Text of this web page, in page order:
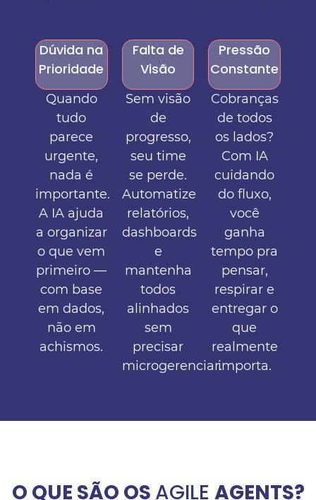
Dúvida na
Prioridade
Quando
tudo
parece
urgente,
nada é
importante.
A IA ajuda
a organizar
o que vem
primeiro —
com base
em dados,
não em
achismos.
Falta de
Visão
Sem visão
de
progresso,
seu time
se perde.
Automatize
relatórios,
dashboards
e
mantenha
todos
alinhados
sem
precisar
microgerenciar.
Pressão
Constante
Cobranças
de todos
os lados?
Com IA
cuidando
do fluxo,
você
ganha
tempo pra
pensar,
respirar e
entregar o
que
realmente
importa.
O QUE SÃO OS AGILE AGENTS?